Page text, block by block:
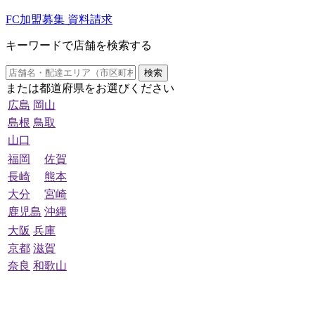
FC加盟募集 資料請求
キーワードで店舗を検索する
検索
または都道府県をお選びください
広島 岡山
島根 鳥取
山口
福岡
佐賀
長崎
熊本
大分
宮崎
鹿児島 沖縄
大阪 兵庫
京都 滋賀
奈良 和歌山